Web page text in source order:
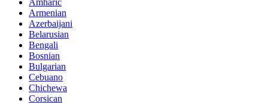
Armenian
Azerbaijani
Belarusian
Bengali
Bosnian
Bulgarian
Cebuano
Chichewa
Corsican